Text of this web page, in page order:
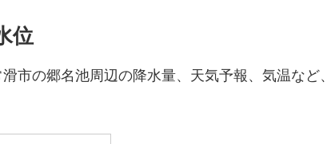
位
市の郷名池周辺の降水量、天気予報、気温など、